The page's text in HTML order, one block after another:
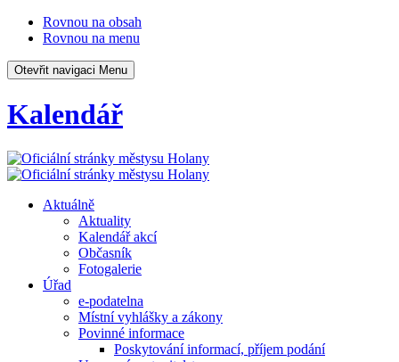
Rovnou na obsah
Rovnou na menu
Otevřit navigaci Menu
Kalendář
Aktuálně
Aktuality
Kalendář akcí
Občasník
Fotogalerie
Úřad
e-podatelna
Místní vyhlášky a zákony
Povinné informace
Poskytování informací, příjem podání